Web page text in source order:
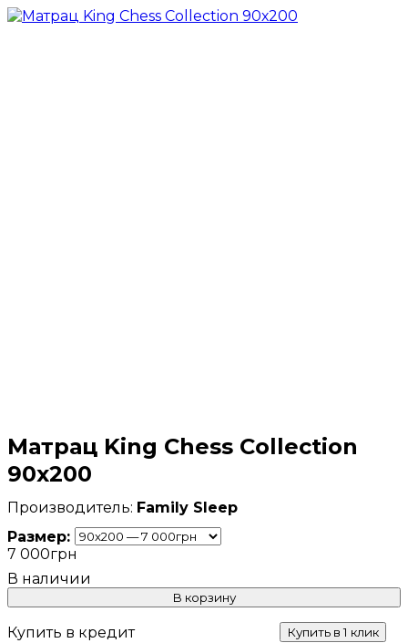
Матрац King Chess Collection
90х200
Family Sleep
Размер:
7 000грн
В корзину
Купить в кредит Купить в 1 клик